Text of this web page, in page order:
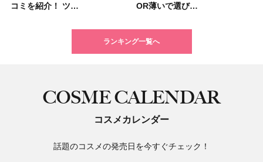
コミを紹介！ ツ…
OR薄いで選び…
挙紹介！ 人気…
フレ2種が登…
OR薄いで選び…
い眉ペンシル…
ミンとの限定…
大人気の色付き…
たり
続！ 歩くとき…
17選
りっぱなしな…
「baramood」を3名様…
テム10選！
に発売｜既存色…
色をイエベ・ブ…
ランキング一覧へ
COSME CALENDAR
コスメカレンダー
話題のコスメの発売日を今すぐチェック！